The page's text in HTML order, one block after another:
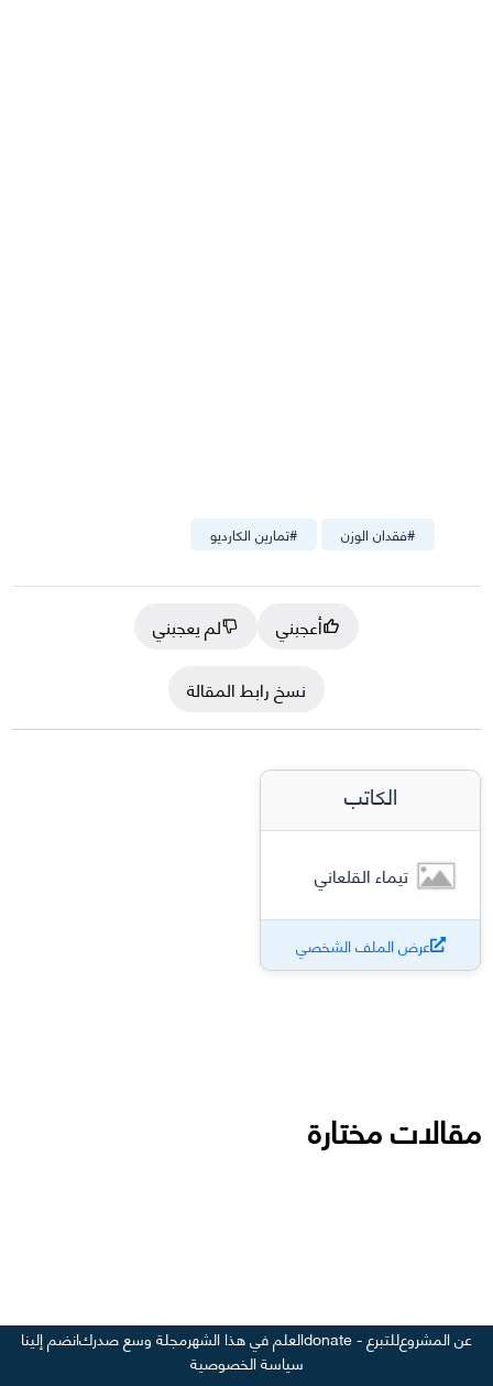
#تمارين الكارديو #فقدان الوزن
أعجبني
لم يعجبني
نسخ رابط المقالة
الكاتب
تيماء القلعاني
عرض الملف الشخصي
مقالات مختارة
عن المشروعللتبرع - donate العلم في هذا الشهرمجلة وسع صدركانضم إلينا
سياسة الخصوصية